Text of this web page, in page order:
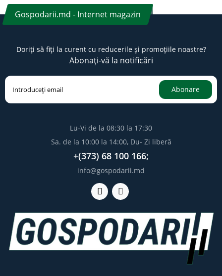
Gospodarii.md - Internet magazin
Doriți să fiți la curent cu reducerile și promoțiile noastre?
Abonați-vă la notificări
Abonare
Lu-Vi de la 08:30 la 17:30
Sa. de la 10:00 la 14:00, Du- Zi liberă
+(373) 68 100 166;
info@gospodarii.md